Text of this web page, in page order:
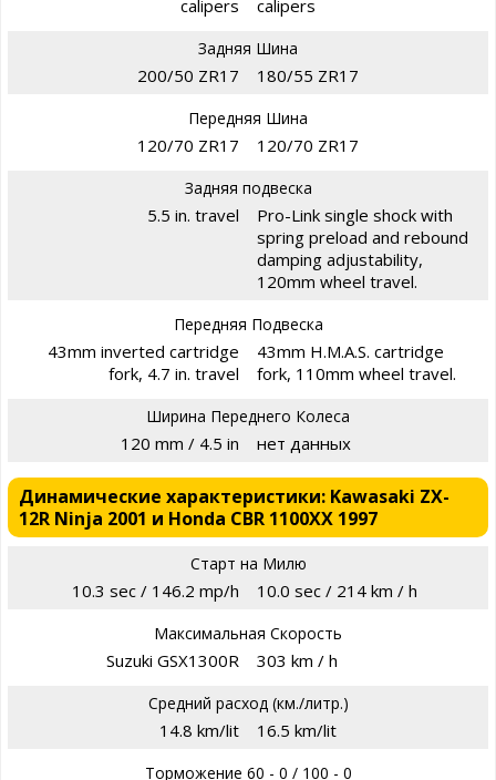
calipers calipers
Задняя Шина
200/50 ZR17 180/55 ZR17
Передняя Шина
120/70 ZR17 120/70 ZR17
Задняя подвеска
5.5 in. travel
Pro-Link single shock with
spring preload and rebound
damping adjustability,
120mm wheel travel.
Передняя Подвеска
43mm inverted cartridge
fork, 4.7 in. travel
43mm H.M.A.S. cartridge
fork, 110mm wheel travel.
Ширина Переднего Колеса
120 mm / 4.5 in нет данных
Динамические характеристики: Kawasaki ZX-
12R Ninja 2001 и Honda CBR 1100XX 1997
Старт на Милю
10.3 sec / 146.2 mp/h 10.0 sec / 214 km / h
Максимальная Скорость
Suzuki GSX1300R 303 km / h
Средний расход (км./литр.)
14.8 km/lit 16.5 km/lit
Торможение 60 - 0 / 100 - 0